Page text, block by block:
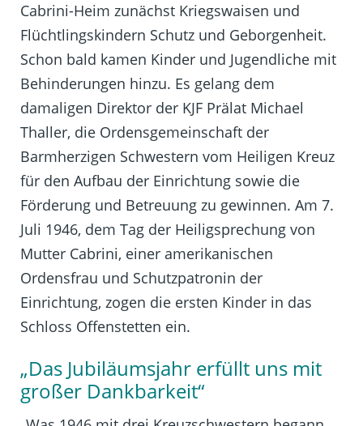
Cabrini-Heim zunächst Kriegswaisen und
Flüchtlingskindern Schutz und Geborgenheit.
Schon bald kamen Kinder und Jugendliche mit
Behinderungen hinzu. Es gelang dem
damaligen Direktor der KJF Prälat Michael
Thaller, die Ordensgemeinschaft der
Barmherzigen Schwestern vom Heiligen Kreuz
für den Aufbau der Einrichtung sowie die
Förderung und Betreuung zu gewinnen. Am 7.
Juli 1946, dem Tag der Heiligsprechung von
Mutter Cabrini, einer amerikanischen
Ordensfrau und Schutzpatronin der
Einrichtung, zogen die ersten Kinder in das
Schloss Offenstetten ein.
„Das Jubiläumsjahr erfüllt uns mit
großer Dankbarkeit“